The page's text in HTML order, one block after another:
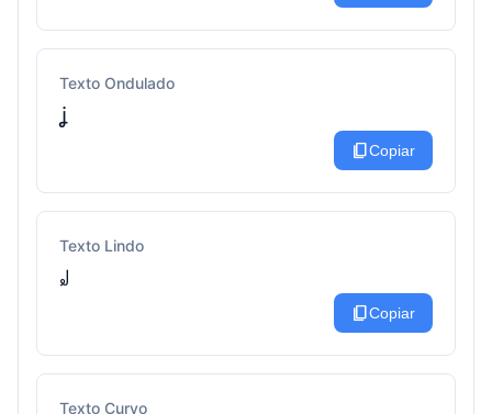
Texto Ondulado
ʝ
content_copyCopiar
Texto Lindo
꒻
content_copyCopiar
Texto Curvo